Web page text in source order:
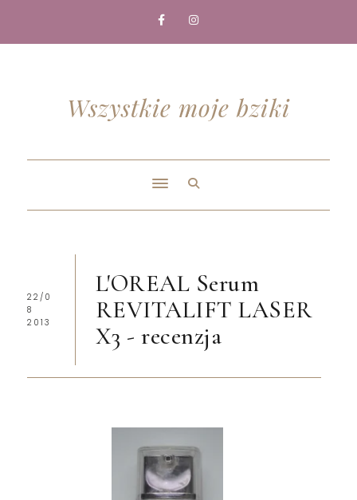
Wszystkie moje bziki
22/0
8
2013
L'OREAL Serum
REVITALIFT LASER
X3 - recenzja